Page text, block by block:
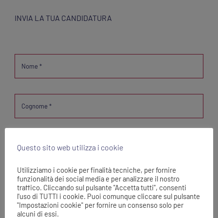
INVIA LA TUA CANDIDATURA
Questo sito web utilizza i cookie
Utilizziamo i cookie per finalità tecniche, per fornire
funzionalità dei social media e per analizzare il nostro
traffico. Cliccando sul pulsante "Accetta tutti", consenti
l'uso di TUTTI i cookie. Puoi comunque cliccare sul pulsante
"Impostazioni cookie" per fornire un consenso solo per
alcuni di essi.